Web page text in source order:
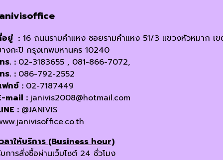
อยู่ : 16 ถนนรามคำแหง ซอยรามคำแหง 51/3 แขวงหัวหมาก เ
งกะปิ กรุงเทพมหานคร 10240
ร. : 02-3183655 , 081-866-7072,
ร. : 086-792-2552
กซ์ : 02-7187449
mail : janivis2008@hotmail.com
: @JANIVIS
ลาให้บริการ (Business hour)
การสั่งซื้อผ่านเว็บไซต์ 24 ชั่วโมง